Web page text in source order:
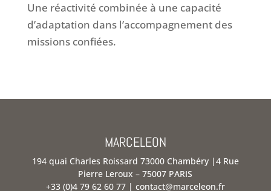
Une réactivité combinée à une capacité
d’adaptation dans l’accompagnement des
missions confiées.
MARCELEON
194 quai Charles Roissard 73000 Chambéry |4 Rue
Pierre Leroux – 75007 PARIS
+33 (0)4 79 62 60 77 | contact@marceleon.fr